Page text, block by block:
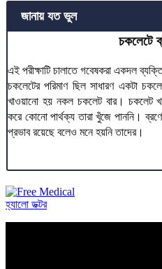
জানায় যত ভুল
চকলেটে
এই পরীক্ষাটি চালাতে গবেষকরা একদল
চকলেটের পরিমাণ ছিল সাধারণ একটা
খাওয়ানো হয় নকল চকলেট বার। চকলেট
করে কোনো পার্থক্য তারা খুঁজে পাননি।
প্রভাব রয়েছে বলেও মনে হয়নি তাদের।
হ্যালো ডক্টর